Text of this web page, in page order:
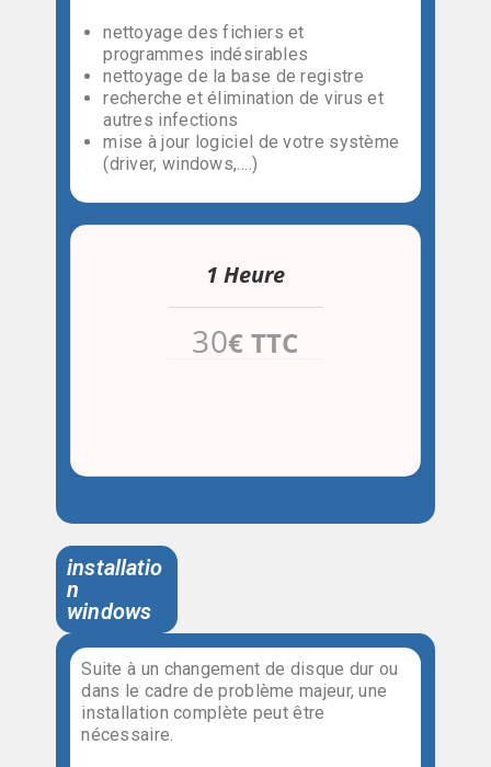
nettoyage des fichiers et
programmes indésirables
nettoyage de la base de registre
recherche et élimination de virus et
autres infections
mise à jour logiciel de votre système
(driver, windows,….)
1 Heure
30€ TTC
installatio
n
windows
Suite à un changement de disque dur ou
dans le cadre de problème majeur, une
installation complète peut être
nécessaire.